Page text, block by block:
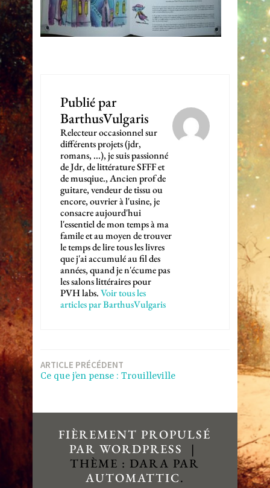
Publié par
BarthusVulgaris
Relecteur occasionnel sur
différents projets (jdr,
romans, ...), je suis passionné
de Jdr, de littérature SFFF et
de musqiue., Ancien prof de
guitare, vendeur de tissu ou
encore, ouvrier à l'usine, je
consacre aujourd'hui
l'essentiel de mon temps à ma
famile et au moyen de trouver
le temps de lire tous les livres
que j'ai accumulé au fil des
années, quand je n'écume pas
les salons littéraires pour
PVH labs.Voir tous les
articles par BarthusVulgaris
Navigation
de
ARTICLE PRÉCÉDENT
Ce que j’en pense : Trouilleville
FIÈREMENT PROPULSÉ
PAR WORDPRESS
|
THÈME : DARA PAR
AUTOMATTIC.